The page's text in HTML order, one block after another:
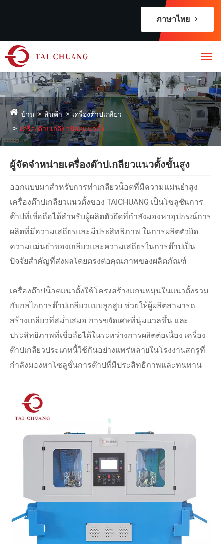
ภาษาไทย
บ้าน สินค้า
เครื่องต๊าปเกลียว
เครื่องต๊าปเกลียวน๊อตแนวตั้ง
ผู้จัดจำหน่ายเครื่องต๊าปเกลียวแนวตั้งขั้นสูง
ออกแบบมาสำหรับการทำเกลียวน็อตที่มีความแม่นยำสูง
เครื่องต๊าปเกลียวแนวตั้งของ TAICHUANG เป็นโซลูชันการ
ต๊าปที่เชื่อถือได้สำหรับผู้ผลิตตัวยึดที่กำลังมองหาอุปกรณ์การ
ผลิตที่มีความเสถียรและมีประสิทธิภาพ ในการผลิตตัวยึด
ความแม่นยำของเกลียวและความเสถียรในการต๊าปเป็น
ปัจจัยสำคัญที่ส่งผลโดยตรงต่อคุณภาพของผลิตภัณฑ์
เครื่องต๊าปน็อตแนวตั้งใช้โครงสร้างแกนหมุนในแนวตั้งรวม
กับกลไกการต๊าปเกลียวแบบลูกสูบ ช่วยให้ผู้ผลิตสามารถ
สร้างเกลียวที่สม่ำเสมอ การขจัดเศษที่นุ่มนวลขึ้น และ
ประสิทธิภาพที่เชื่อถือได้ในระหว่างการผลิตต่อเนื่อง เครื่อง
ต๊าปเกลียวประเภทนี้ใช้กันอย่างแพร่หลายในโรงงานสกรูที่
กำลังมองหาโซลูชั่นการต๊าปที่มีประสิทธิภาพและทนทาน